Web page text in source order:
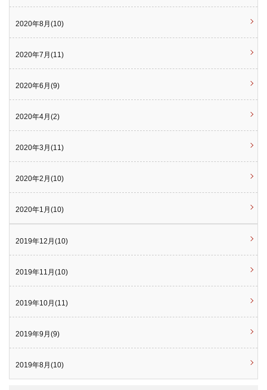
2020年8月(10)
2020年7月(11)
2020年6月(9)
2020年4月(2)
2020年3月(11)
2020年2月(10)
2020年1月(10)
2019年12月(10)
2019年11月(10)
2019年10月(11)
2019年9月(9)
2019年8月(10)